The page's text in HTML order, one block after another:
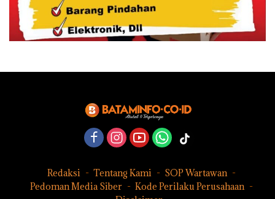
Redaksi Tentang Kami
SOP Wartawan
Pedoman Media Siber
Kode Perilaku Perusahaan